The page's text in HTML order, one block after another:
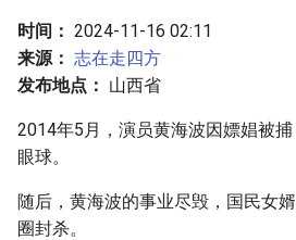
i
z
n
s
时间： 2024-11-16 02:11
来源： 志在走四方
发布地点： 山西省
2014年5月，演员黄海波因嫖娼被
眼球。
随后，黄海波的事业尽毁，国民女
圈封杀。